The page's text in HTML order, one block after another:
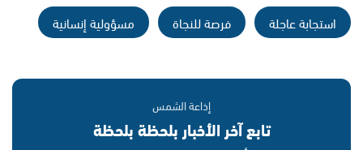
استجابة عاجلة
فرصة للنجاة مسؤولية إنسانية
إذاعة الشمس
تابع آخر الأخبار بلحظة بلحظة